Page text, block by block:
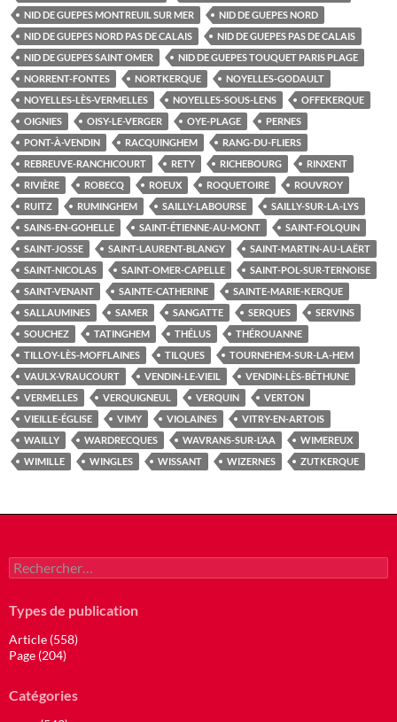
NID DE GUEPES MONTREUIL SUR MER
NID DE GUEPES NORD
NID DE GUEPES NORD PAS DE CALAIS
NID DE GUEPES PAS DE CALAIS
NID DE GUEPES SAINT OMER
NID DE GUEPES TOUQUET PARIS PLAGE
NORRENT-FONTES
NORTKERQUE
NOYELLES-GODAULT
NOYELLES-LÈS-VERMELLES
NOYELLES-SOUS-LENS
OFFEKERQUE
OIGNIES
OISY-LE-VERGER OYE-PLAGE
PERNES
PONT-À-VENDIN
RACQUINGHEM
RANG-DU-FLIERS
REBREUVE-RANCHICOURT
RETY RICHEBOURG
RINXENT
RIVIÈRE
ROBECQ ROEUX ROQUETOIRE
ROUVROY
RUITZ
RUMINGHEM SAILLY-LABOURSE
SAILLY-SUR-LA-LYS
SAINS-EN-GOHELLE
SAINT-ÉTIENNE-AU-MONT
SAINT-FOLQUIN
SAINT-JOSSE
SAINT-LAURENT-BLANGY
SAINT-MARTIN-AU-LAËRT
SAINT-NICOLAS
SAINT-OMER-CAPELLE
SAINT-POL-SUR-TERNOISE
SAINT-VENANT
SAINTE-CATHERINE
SAINTE-MARIE-KERQUE
SALLAUMINES
SAMER SANGATTE SERQUES
SERVINS
SOUCHEZ
TATINGHEM THÉLUS
THÉROUANNE
TILLOY-LÈS-MOFFLAINES
TILQUES
TOURNEHEM-SUR-LA-HEM
VAULX-VRAUCOURT
VENDIN-LE-VIEIL
VENDIN-LÈS-BÉTHUNE
VERMELLES
VERQUIGNEUL VERQUIN
VERTON
VIEILLE-ÉGLISE
VIMY VIOLAINES
VITRY-EN-ARTOIS
WAILLY
WARDRECQUES WAVRANS-SUR-L’AA
WIMEREUX
WIMILLE
WINGLES WISSANT WIZERNES ZUTKERQUE
Rechercher :
Types de publication
Article (558)
Page (204)
Catégories